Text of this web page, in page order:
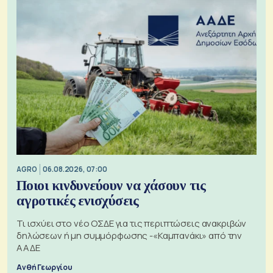
AGRO 06.08.2026, 07:00
Ποιοι κινδυνεύουν να χάσουν τις
αγροτικές ενισχύσεις
Τι ισχύει στο νέο ΟΣΔΕ για τις περιπτώσεις ανακριβών
δηλώσεων ή μη συμμόρφωσης -«Καμπανάκι» από την
ΑΑΔΕ
Ανθή Γεωργίου